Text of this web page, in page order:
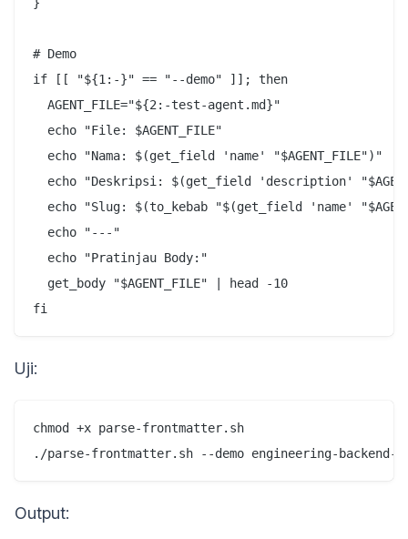
# Demo
if [[ "${1:-}" == "--demo" ]]; then
  AGENT_FILE="${2:-test-agent.md}"
  echo "File: $AGENT_FILE"
  echo "Nama: $(get_field 'name' "$AGENT_FILE")"
echo "Deskripsi: $(get_field 'description'
echo "Slug: $(to_kebab "$(get_field 'name'
  echo "---"
  echo "Pratinjau Body:"
  get_body "$AGENT_FILE" | head -10
Uji:
chmod +x parse-frontmatter.sh
Output: